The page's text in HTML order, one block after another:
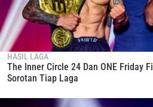
HASIL LAGA
The Inner Circle 24 Dan ONE Friday
Sorotan Tiap Laga
Dengan mengirimkan
pengumpulan, penggunaan
anda berdasarkanKebijakan
membatalkan (unsubscribe)
kapan saja.